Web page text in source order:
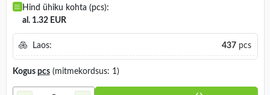
Hind ühiku kohta (pcs):
al. 1.32 EUR
Laos: 437pcs
Kogus pcs(mitmekordsus: 1)